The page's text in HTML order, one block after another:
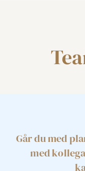
Går du med
med